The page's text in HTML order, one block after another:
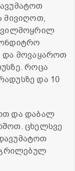
მივიღოთ,
და მოვაყაროთ
როცა
და 10
და დაბალ
ცხელსვე